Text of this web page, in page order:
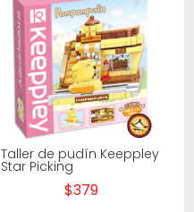
Taller de pudín Keeppley
Star Picking
$379